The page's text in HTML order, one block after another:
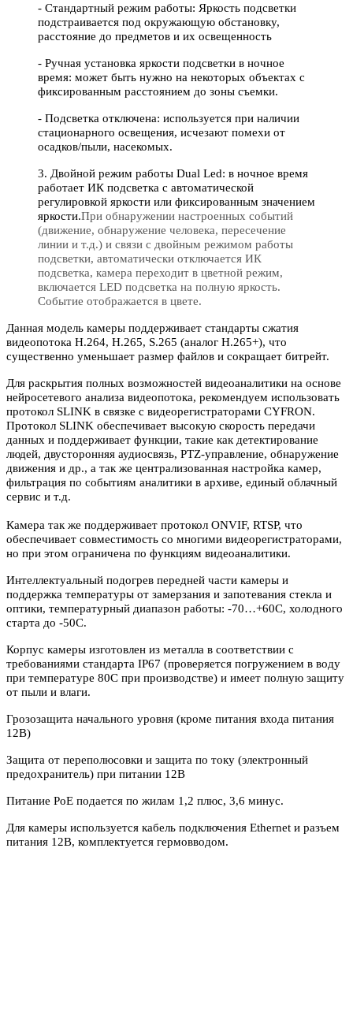
- Стандартный режим работы: Яркость подсветки
подстраивается под окружающую обстановку,
расстояние до предметов и их освещенность
- Ручная установка яркости подсветки в ночное
время: может быть нужно на некоторых объектах c
фиксированным расстоянием до зоны съемки.
- Подсветка отключена: используется при наличии
стационарного освещения, исчезают помехи от
осадков/пыли, насекомых.
3. Двойной режим работы Dual Led: в ночное время
работает ИК подсветка с автоматической
регулировкой яркости или фиксированным значением
яркости.При обнаружении настроенных событий
(движение, обнаружение человека, пересечение
линии и т.д.) и связи с двойным режимом работы
подсветки, автоматически отключается ИК
подсветка, камера переходит в цветной режим,
включается LED подсветка на полную яркость.
Событие отображается в цвете.
Данная модель камеры поддерживает стандарты сжатия
видеопотока H.264, H.265, S.265 (аналог H.265+), что
существенно уменьшает размер файлов и сокращает битрейт.
Для раскрытия полных возможностей видеоаналитики на основе
нейросетевого анализа видеопотока, рекомендуем использовать
протокол SLINK в связке с видеорегистраторами CYFRON.
Протокол SLINK обеспечивает высокую скорость передачи
данных и поддерживает функции, такие как детектирование
людей, двусторонняя аудиосвязь, PTZ-управление, обнаружение
движения и др., а так же централизованная настройка камер,
фильтрация по событиям аналитики в архиве, единый облачный
сервис и т.д.
Камера так же поддерживает протокол ONVIF, RTSP, что
обеспечивает совместимость со многими видеорегистраторами,
но при этом ограничена по функциям видеоаналитики.
Интеллектуальный подогрев передней части камеры и
поддержка температуры от замерзания и запотевания стекла и
оптики, температурный диапазон работы: -70…+60C, холодного
старта до -50С.
Корпус камеры изготовлен из металла в соответствии с
требованиями стандарта IP67 (проверяется погружением в воду
при температуре 80С при производстве) и имеет полную защиту
от пыли и влаги.
Грозозащита начального уровня (кроме питания входа питания
12В)
Защита от переполюсовки и защита по току (электронный
предохранитель) при питании 12В
Питание PoE подается по жилам 1,2 плюс, 3,6 минус.
Для камеры используется кабель подключения Ethernet и разъем
питания 12В, комплектуется гермовводом.